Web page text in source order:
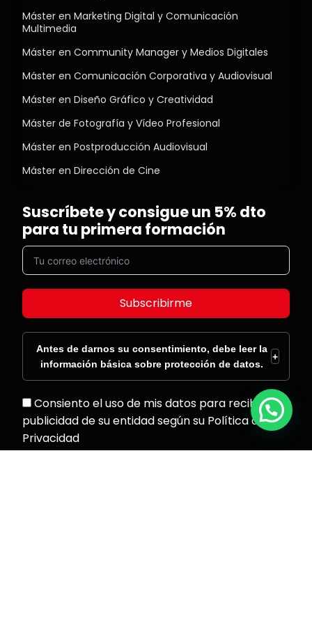
Máster en Marketing Digital y Comunicación
Multimedia
Máster en Community Manager y Medios Digitales
Máster en Comunicación Corporativa y Audiovisual
Máster en Diseño Gráfico y Creatividad
Máster de Fotografía y Vídeo Profesional
Máster en Postproducción Audiovisual
Máster en Dirección de Cine
Suscríbete y consigue un 5% dto
para tu primera formación
Subscribirme
Antes de darnos su consentimiento, debe leer la
información básica sobre protección de datos.
+
Consiento el uso de mis datos para recibir
publicidad de su entidad según su Política de
Privacidad